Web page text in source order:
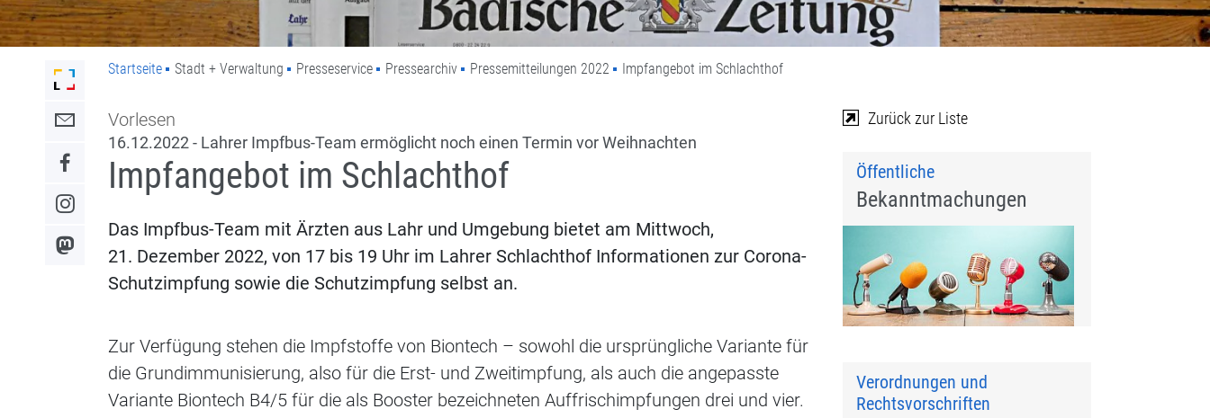
Link zur Startseite der Stadt Lahr
Link zum Kontaktformular
Link zum Facebook-Auftritt
Link zum Instagram-Auftritt
Link zum Mastodon-Kanal
Startseite Stadt + Verwaltung Presseservice Pressearchiv Pressemitteilungen 2022 Impfangebot im Schlachthof
Vorlesen
16.12.2022 - Lahrer Impfbus-Team ermöglicht noch einen Termin vor Weihnachten
Impfangebot im Schlachthof
Das Impfbus-Team mit Ärzten aus Lahr und Umgebung bietet am Mittwoch,
21. Dezember 2022, von 17 bis 19 Uhr im Lahrer Schlachthof Informationen zur Corona-
Schutzimpfung sowie die Schutzimpfung selbst an.
Zur Verfügung stehen die Impfstoffe von Biontech – sowohl die ursprüngliche Variante für
die Grundimmunisierung, also für die Erst- und Zweitimpfung, als auch die angepasste
Variante Biontech B4/5 für die als Booster bezeichneten Auffrischimpfungen drei und vier.
Zurück zur Liste
Öffentliche
Bekanntmachungen
Verordnungen und
Rechtsvorschriften